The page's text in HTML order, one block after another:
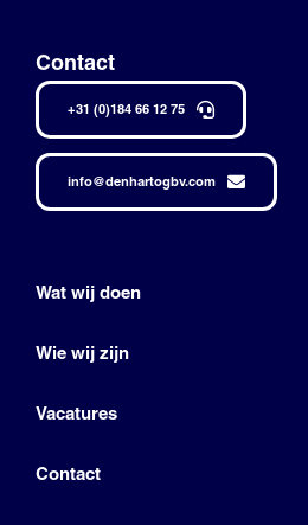
Contact
+31 (0)184 66 12 75
info@denhartogbv.com
Wat wij doen
Wie wij zijn
Vacatures
Contact